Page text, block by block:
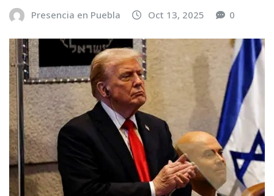
Presencia en Puebla Oct 13, 2025 0